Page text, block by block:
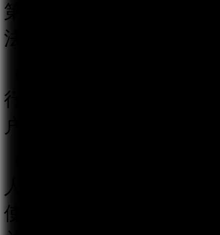
第五条 跟帖评论服务提
法履行以下义务：
行真实身份信息认证，
户提供跟帖评论服务。
人信息应当遵循合法、
使用规则，明示收集、